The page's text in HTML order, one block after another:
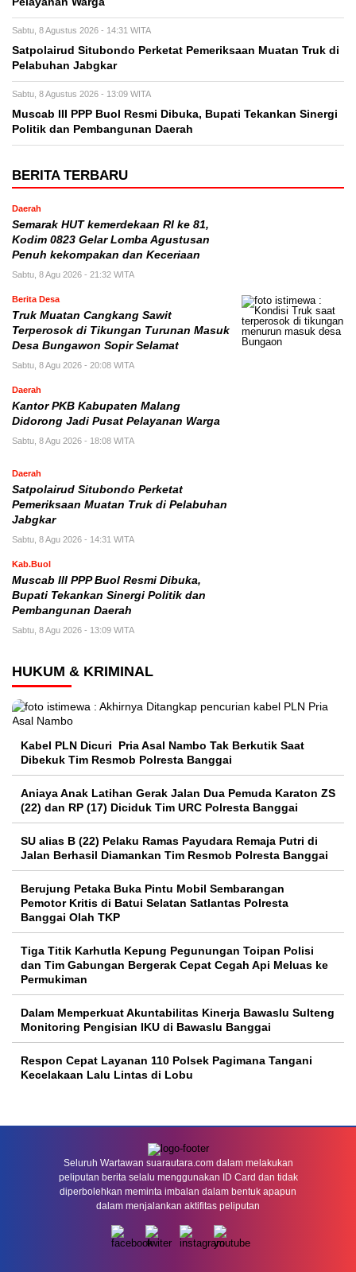
Sabtu, 8 Agustus 2026 - 14:31 WITA
Satpolairud Situbondo Perketat Pemeriksaan Muatan Truk di
Pelabuhan Jabgkar
Sabtu, 8 Agustus 2026 - 13:09 WITA
Muscab III PPP Buol Resmi Dibuka, Bupati Tekankan Sinergi
Politik dan Pembangunan Daerah
BERITA TERBARU
Daerah
Semarak HUT kemerdekaan RI ke 81,
Kodim 0823 Gelar Lomba Agustusan
Penuh kekompakan dan Keceriaan
Sabtu, 8 Agu 2026 - 21:32 WITA
Berita Desa
Truk Muatan Cangkang Sawit
Terperosok di Tikungan Turunan Masuk
Desa Bungawon Sopir Selamat
Sabtu, 8 Agu 2026 - 20:08 WITA
Daerah
Kantor PKB Kabupaten Malang
Didorong Jadi Pusat Pelayanan Warga
Sabtu, 8 Agu 2026 - 18:08 WITA
Daerah
Satpolairud Situbondo Perketat
Pemeriksaan Muatan Truk di Pelabuhan
Jabgkar
Sabtu, 8 Agu 2026 - 14:31 WITA
Kab.Buol
Muscab III PPP Buol Resmi Dibuka,
Bupati Tekankan Sinergi Politik dan
Pembangunan Daerah
Sabtu, 8 Agu 2026 - 13:09 WITA
HUKUM & KRIMINAL
Kabel PLN Dicuri Pria Asal Nambo Tak Berkutik Saat
Dibekuk Tim Resmob Polresta Banggai
Aniaya Anak Latihan Gerak Jalan Dua Pemuda Karaton ZS
(22) dan RP (17) Diciduk Tim URC Polresta Banggai
SU alias B (22) Pelaku Ramas Payudara Remaja Putri di
Jalan Berhasil Diamankan Tim Resmob Polresta Banggai
Berujung Petaka Buka Pintu Mobil Sembarangan
Pemotor Kritis di Batui Selatan Satlantas Polresta
Banggai Olah TKP
Tiga Titik Karhutla Kepung Pegunungan Toipan Polisi
dan Tim Gabungan Bergerak Cepat Cegah Api Meluas ke
Permukiman
Dalam Memperkuat Akuntabilitas Kinerja Bawaslu Sulteng
Monitoring Pengisian IKU di Bawaslu Banggai
Respon Cepat Layanan 110 Polsek Pagimana Tangani
Kecelakaan Lalu Lintas di Lobu
Seluruh Wartawan suarautara.com dalam melakukan
peliputan berita selalu menggunakan ID Card dan tidak
diperbolehkan meminta imbalan dalam bentuk apapun
dalam menjalankan aktifitas peliputan